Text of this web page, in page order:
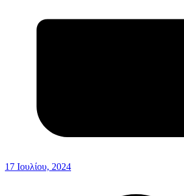
17 Ιουλίου, 2024